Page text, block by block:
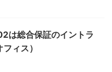
は総合保証のイントラ
ィス）